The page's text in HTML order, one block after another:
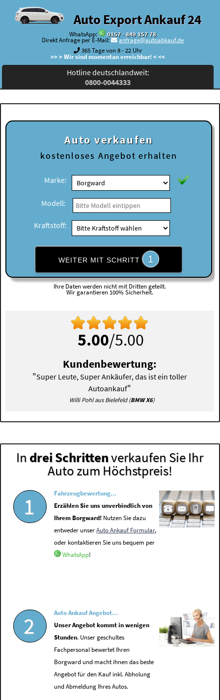
Auto Export Ankauf 24
WhatsApp:
0157 - 849 157 78
Direkt Anfrage per E-Mail:
anfrage@autoabkauf.de
365 Tage von 8 - 22 Uhr
>> > Wir sind momentan erreichbar! < <<
Hotline deutschlandweit:
0800-0044333
Auto verkaufen
kostenloses Angebot erhalten
Marke:
Modell:
Kraftstoff:
WEITER MIT SCHRITT 1
Ihre Daten werden nicht mit Dritten geteilt.
Wir garantieren 100% Sicherheit.
5.00/5.00
Kundenbewertung:
"Super Leute, Super Ankäufer, das ist ein toller
Autoankauf"
Willi Pohl aus Bielefeld (BMW X6)
In drei Schrittenverkaufen Sie Ihr
Auto zum Höchstpreis!
1
Fahrzeugbewertung...
Erzählen Sie uns unverbindlich von
Ihrem Borgward! Nutzen Sie dazu
entweder unserAuto Ankauf Formular,
oder kontaktieren Sie uns bequem per
WhatsApp!
2
Auto Ankauf Angebot...
Unser Angebot kommt in wenigen
Stunden. Unser geschultes
Fachpersonal bewertet Ihren
Borgward und macht ihnen das beste
Angebot für den Kauf inkl. Abholung
und Abmeldung Ihres Autos.